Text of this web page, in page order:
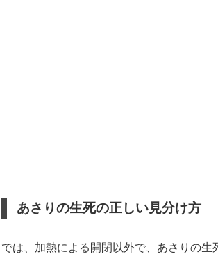
あさりの生死の正しい見分け方
では、加熱による開閉以外で、あさりの